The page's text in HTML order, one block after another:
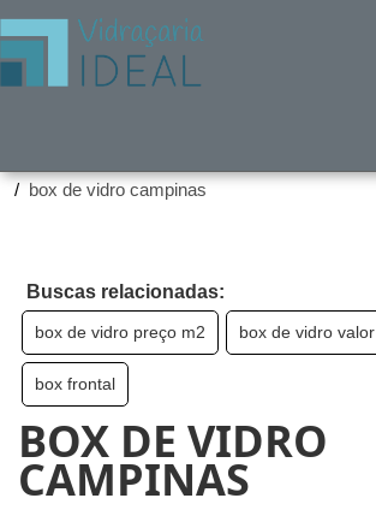
box de vidro campinas
Buscas relacionadas:
box de vidro preço m2 box de vidro valor
box frontal
BOX DE VIDRO
CAMPINAS